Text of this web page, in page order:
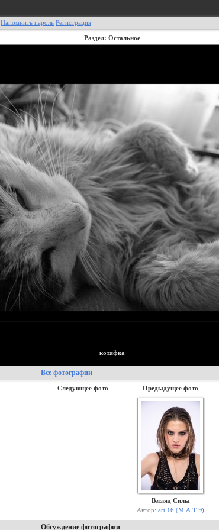
Напомнить пароль Регистрация
Раздел: Остальное
котяфка
Все фотографии
Следующее фото Предыдущее фото
Взгляд Силы
Автор: art 16 (М.А.Т.Э)
Обсуждение фотографии